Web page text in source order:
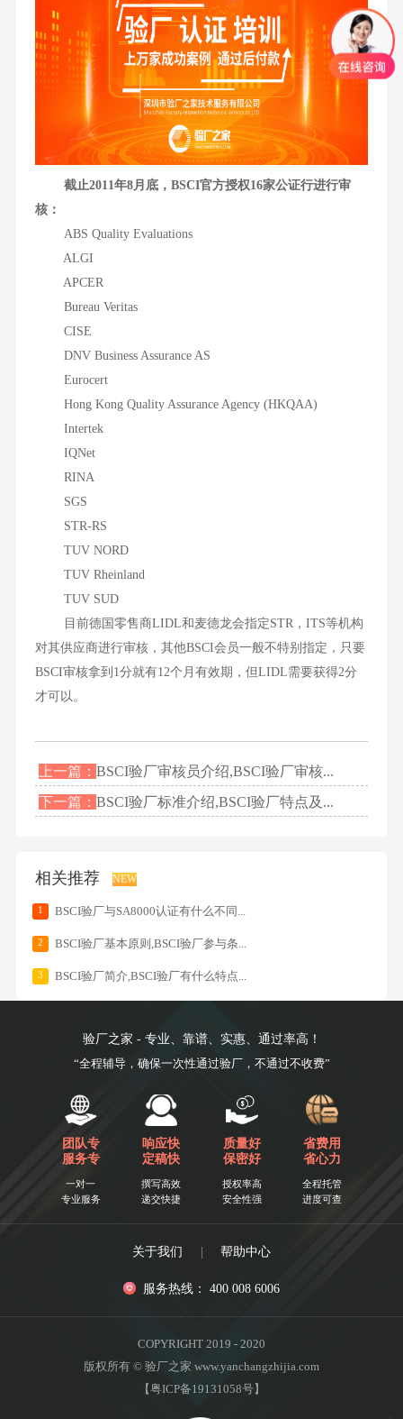
截止2011年8月底，BSCI官方授权16家公证行进行审
核：
ABS Quality Evaluations
ALGI
APCER
Bureau Veritas
CISE
DNV Business Assurance AS
Eurocert
Hong Kong Quality Assurance Agency (HKQAA)
Intertek
IQNet
RINA
SGS
STR-RS
TUV NORD
TUV Rheinland
TUV SUD
目前德国零售商LIDL和麦德龙会指定STR，ITS等机构
对其供应商进行审核，其他BSCI会员一般不特别指定，只要
BSCI审核拿到1分就有12个月有效期，但LIDL需要获得2分
才可以。
上一篇：BSCI验厂审核员介绍,BSCI验厂审核...
下一篇：BSCI验厂标准介绍,BSCI验厂特点及...
相关推荐 NEW
1 BSCI验厂与SA8000认证有什么不同...
2 BSCI验厂基本原则,BSCI验厂参与条...
3 BSCI验厂简介,BSCI验厂有什么特点...
验厂之家 - 专业、靠谱、实惠、通过率高！
“全程辅导，确保一次性通过验厂，不通过不收费”
团队专
服务专
一对一
专业服务
响应快
定稿快
撰写高效
递交快捷
质量好
保密好
授权率高
安全性强
省费用
省心力
全程托管
进度可查
关于我们 | 帮助中心
服务热线： 400 008 6006
COPYRIGHT 2019 - 2020
版权所有 © 验厂之家 www.yanchangzhijia.com
【粤ICP备19131058号】